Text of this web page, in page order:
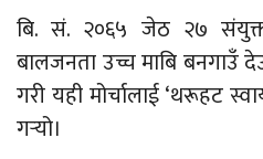
बि. सं. २०६५ जेठ २७ संयुक्त
बालजनता उच्च माबि बनगाउँ
गरी यही मोर्चालाई ‘थरूहट
गर्‍यो।